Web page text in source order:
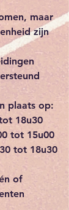
maar
zijn
plaats op:
18u30
tot 15u00
tot 18u30
of